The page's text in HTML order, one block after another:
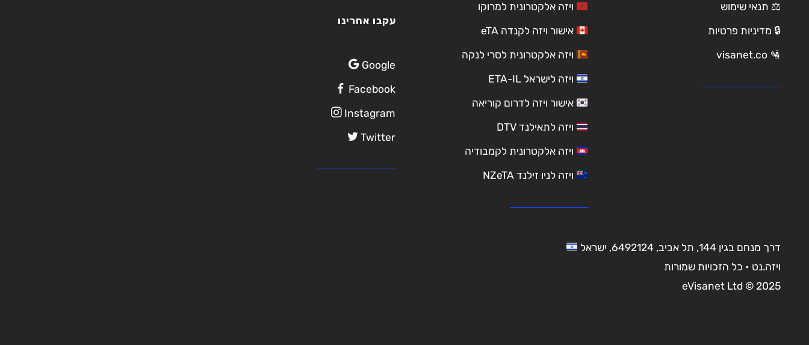
⚖️ תנאי שימוש
🔒 מדיניות פרטיות
🛂 visanet.co
ויזה אלקטרונית למרוקו
אישור ויזה לקנדה eTA
ויזה אלקטרונית לסרי לנקה
ויזה לישראל ETA-IL
אישור ויזה לדרום קוריאה
ויזה לתאילנד DTV
ויזה אלקטרונית לקמבודיה
ויזה לניו זילנד NZeTA
עקבו אחרינו
Google
Facebook
Instagram
Twitter
דרך מנחם בגין 144, תל אביב, 6492124, ישראל
ויזה.נט • כל הזכויות שמורות
eVisanet Ltd © 2025